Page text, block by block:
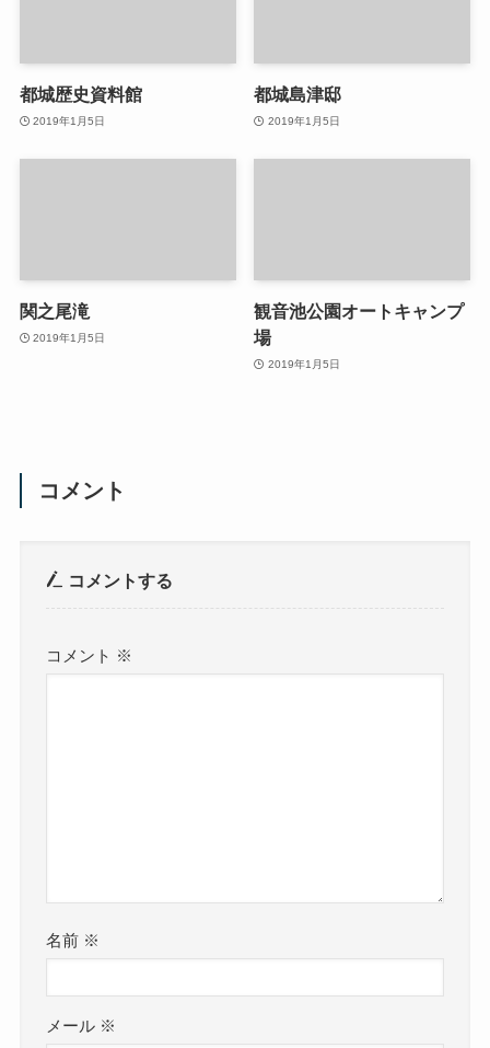
都城歴史資料館
2019年1月5日
都城島津邸
2019年1月5日
関之尾滝
2019年1月5日
観音池公園オートキャンプ
場
2019年1月5日
コメント
コメントする
コメント ※
名前 ※
メール ※